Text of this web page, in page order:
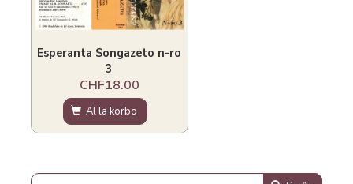
Esperanta Songazeto n-ro
3
CHF18.00
Al la korbo